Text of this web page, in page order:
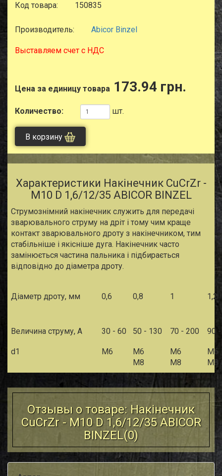
Код товара: 150835
Производитель: Abicor Binzel
Выставляем счет с НДС
Цена за единицу товара 173.94 грн.
Количество: шт.
В корзину
Характеристики Накiнечник CuCrZr -
M10 D 1,6/12/35 ABICOR BINZEL
Струмознімний накiнечник служить для передачі
зварювального струму на дріт і тому чим краще
контакт зварювального дроту з накiнечником, тим
стабільніше і якісніше дуга. Накiнечник часто
замінюється частина пальника і підбирається
відповідно до діаметра дроту.
Діаметр дроту, мм 0,6 0,8 1 1,2
Величина струму, А 30 - 60 50 - 130 70 - 200 90
d1 М6 М6 М6
М6
М8
М8 М8
Отзывы о товаре: Накiнечник
CuCrZr - M10 D 1,6/12/35 ABICOR
BINZEL(0)